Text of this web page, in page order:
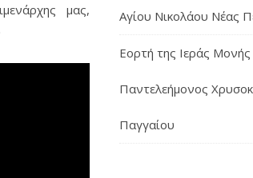
μας,
Αγίου Νικολάου Νέας
Εορτή της Ιεράς Μονής
Παντελεήμονος
Παγγαίου